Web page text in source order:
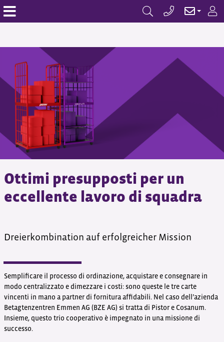
Ottimi presupposti per un
eccellente lavoro di squadra
Dreierkombination auf erfolgreicher Mission
Semplificare il processo di ordinazione, acquistare e consegnare in
modo centralizzato e dimezzare i costi: sono queste le tre carte
vincenti in mano a partner di fornitura affidabili. Nel caso dell’azienda
Betagtenzentren Emmen AG (BZE AG) si tratta di Pistor e Cosanum.
Insieme, questo trio cooperativo è impegnato in una missione di
successo.